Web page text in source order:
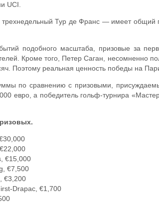
UCI.
Тур де Франс — имеет общий
подобного масштаба, призовые за
Кроме того, Петер Саган, несомненно
Поэтому реальная ценность победы на
по сравнению с призовыми,
евро, а победитель гольф-турнира
€15,000
€7,500
€3,200
Drapac, €1,700